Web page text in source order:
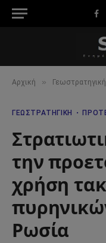
Αρχική » Γεωστρατηγική
ΓΕΩΣΤΡΑΤΗΓΙΚΉ
την
χρήση
Ρωσία